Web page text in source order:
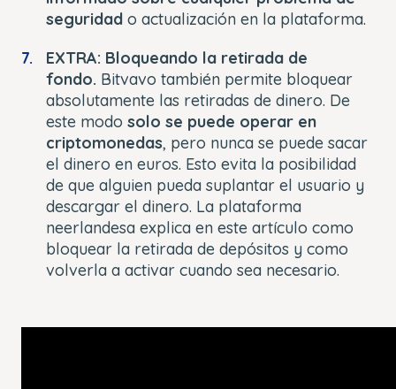
seguridad o actualización en la plataforma.
EXTRA: Bloqueando la retirada de
fondo. Bitvavo también permite bloquear
absolutamente las retiradas de dinero. De
este modo solo se puede operar en
criptomonedas, pero nunca se puede sacar
el dinero en euros. Esto evita la posibilidad
de que alguien pueda suplantar el usuario y
descargar el dinero. La plataforma
neerlandesa explica en este artículo como
bloquear la retirada de depósitos y como
volverla a activar cuando sea necesario.